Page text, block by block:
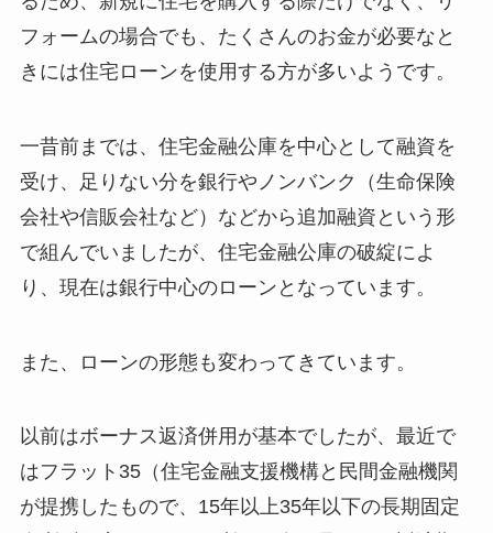
フォームの場合でも、たくさんのお金が必要なと
きには住宅ローンを使用する方が多いようです。
一昔前までは、住宅金融公庫を中心として融資を
受け、足りない分を銀行やノンバンク（生命保険
会社や信販会社など）などから追加融資という形
で組んでいましたが、住宅金融公庫の破綻によ
り、現在は銀行中心のローンとなっています。
また、ローンの形態も変わってきています。
以前はボーナス返済併用が基本でしたが、最近で
はフラット35（住宅金融支援機構と民間金融機関
が提携したもので、15年以上35年以下の長期固定